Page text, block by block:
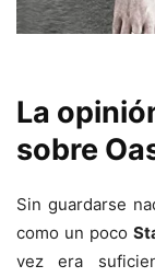
La
sobre
Sin guardarse
como un poco
vez era